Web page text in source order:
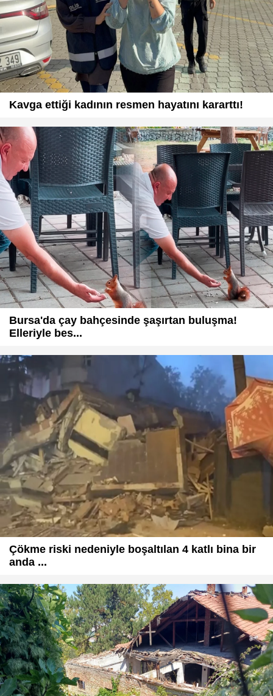
Kavga ettiği kadının resmen hayatını kararttı!
Bursa'da çay bahçesinde şaşırtan buluşma!
Elleriyle bes...
Çökme riski nedeniyle boşaltılan 4 katlı bina bir
anda ...